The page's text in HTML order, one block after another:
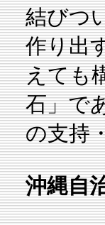
結びつ
作り出
えても
石」で
の支持
沖縄自